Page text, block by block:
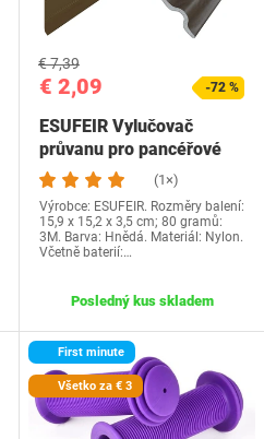
€ 2,09
€ 7,39
-72 %
ESUFEIR Vylučovač
průvanu pro pancéřové
dveře, Nylonové…
(1×)
Výrobce: ESUFEIR. Rozměry balení:
15,9 x 15,2 x 3,5 cm; 80 gramů:
3M. Barva: Hnědá. Materiál: Nylon.
Včetně baterií:…
Posledný kus skladem
First minute
Všetko za € 3